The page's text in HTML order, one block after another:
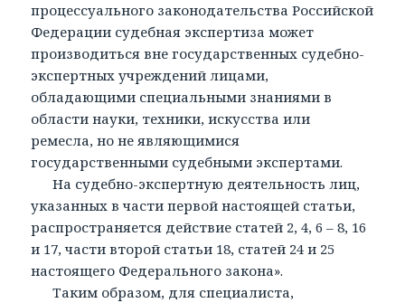
процессуального законодательства Российской
Федерации судебная экспертиза может
производиться вне государственных судебно-
экспертных учреждений лицами,
обладающими специальными знаниями в
области науки, техники, искусства или
ремесла, но не являющимися
государственными судебными экспертами.
На судебно-экспертную деятельность лиц,
указанных в части первой настоящей статьи,
распространяется действие статей 2, 4, 6 – 8, 16
и 17, части второй статьи 18, статей 24 и 25
настоящего Федерального закона».
Таким образом, для специалиста,